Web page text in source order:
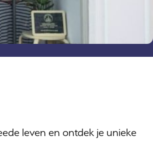
leven en ontdek je unieke